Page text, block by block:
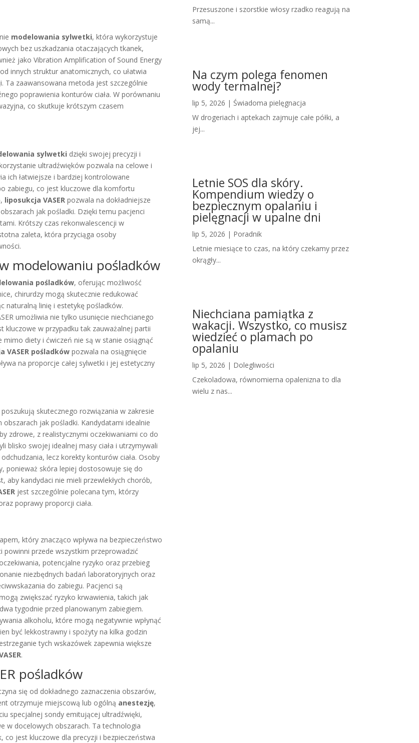
modelowania sylwetki, która wykorzystuje
bez uszkadzania otaczających tkanek,
jako Vibration Amplification of Sound Energy
innych struktur anatomicznych, co ułatwia
Ta zaawansowana metoda jest szczególnie
poprawienia konturów ciała. W porównaniu
co skutkuje krótszym czasem
sylwetki dzięki swojej precyzji i
ultradźwięków pozwala na celowe i
ich łatwiejsze i bardziej kontrolowane
zabiegu, co jest kluczowe dla komfortu
liposukcja VASER pozwala na dokładniejsze
jak pośladki. Dzięki temu pacjenci
Krótszy czas rekonwalescencji w
zaleta, która przyciąga osoby
modelowaniu pośladków
pośladków, oferując możliwość
chirurdzy mogą skutecznie redukować
naturalną linię i estetykę pośladków.
umożliwia nie tylko usunięcie niechcianego
kluczowe w przypadku tak zauważalnej partii
mimo diety i ćwiczeń nie są w stanie osiągnąć
VASER pośladków pozwala na osiągnięcie
na proporcje całej sylwetki i jej estetyczny
skutecznego rozwiązania w zakresie
obszarach jak pośladki. Kandydatami idealnie
zdrowe, z realistycznymi oczekiwaniami co do
blisko swojej idealnej masy ciała i utrzymywali
lecz korekty konturów ciała. Osoby
ponieważ skóra lepiej dostosowuje się do
aby kandydaci nie mieli przewlekłych chorób,
jest szczególnie polecana tym, którzy
poprawy proporcji ciała.
który znacząco wpływa na bezpieczeństwo
powinni przede wszystkim przeprowadzić
potencjalne ryzyko oraz przebieg
niezbędnych badań laboratoryjnych oraz
do zabiegu. Pacjenci są
zwiększać ryzyko krwawienia, takich jak
tygodnie przed planowanym zabiegiem.
alkoholu, które mogą negatywnie wpłynąć
być lekkostrawny i spożyty na kilka godzin
tych wskazówek zapewnia większe
.
pośladków
się od dokładnego zaznaczenia obszarów,
otrzymuje miejscową lub ogólną anestezję,
specjalnej sondy emitującej ultradźwięki,
w docelowych obszarach. Ta technologia
co jest kluczowe dla precyzji i bezpieczeństwa
Przesuszone i szorstkie włosy rzadko reagują na
samą...
Na czym polega fenomen
wody termalnej?
lip 5, 2026 | Świadoma pielęgnacja
W drogeriach i aptekach zajmuje całe półki, a
jej...
Letnie SOS dla skóry.
Kompendium wiedzy o
bezpiecznym opalaniu i
pielęgnacji w upalne dni
lip 5, 2026 | Poradnik
Letnie miesiące to czas, na który czekamy przez
okrągły...
Niechciana pamiątka z
wakacji. Wszystko, co musisz
wiedzieć o plamach po
opalaniu
lip 5, 2026 | Dolegliwości
Czekoladowa, równomierna opalenizna to dla
wielu z nas...